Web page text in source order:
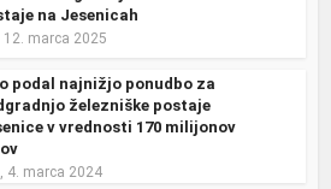
na Jesenicah
12. marca 2025
podal najnižjo ponudbo za
železniške postaje
v vrednosti 170 milijonov
4. marca 2024